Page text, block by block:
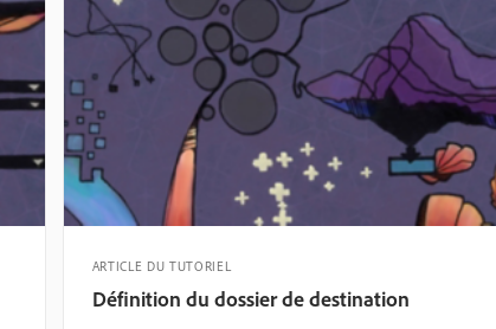
ARTICLE DU TUTORIEL
Définition du dossier de destination